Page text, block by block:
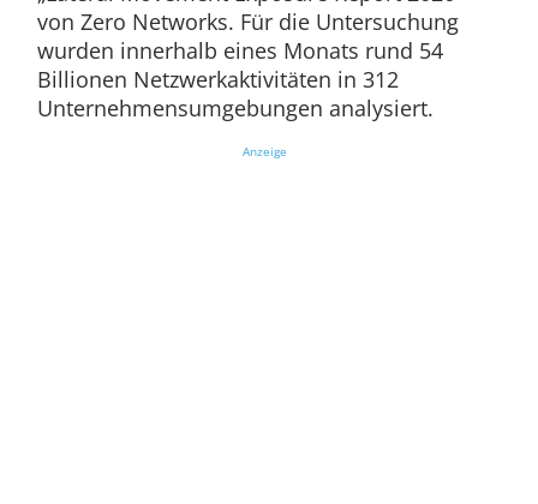
von Zero Networks. Für die Untersuchung
wurden innerhalb eines Monats rund 54
Billionen Netzwerkaktivitäten in 312
Unternehmensumgebungen analysiert.
Anzeige